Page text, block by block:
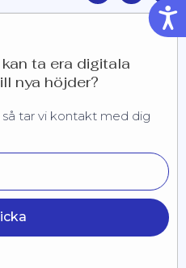
ta era digitala
nya höjder?
så tar vi kontakt med dig